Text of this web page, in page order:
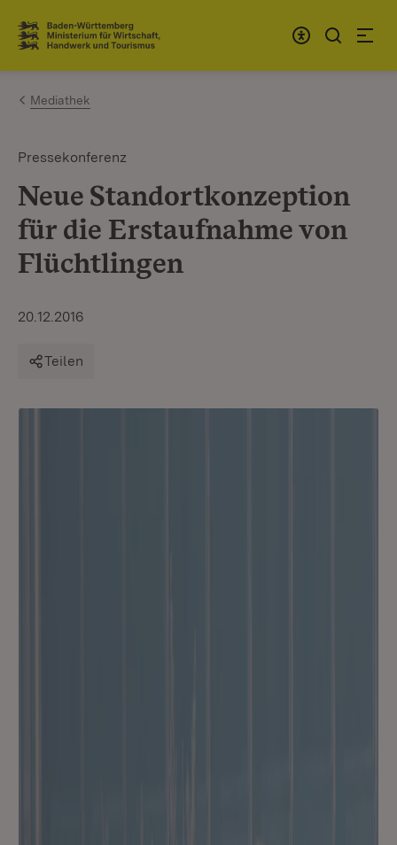
Zum Inhalt springen
Link zur Startseite
Mediathek
Pressekonferenz
Neue Standortkonzeption
für die Erstaufnahme von
Flüchtlingen
20.12.2016
Teilen